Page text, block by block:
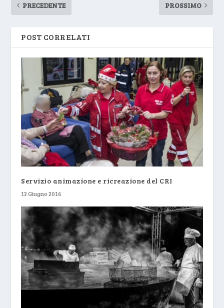
PRECEDENTE PROSSIMO
POST CORRELATI
Servizio animazione e ricreazione del CRI
12 Giugno 2016